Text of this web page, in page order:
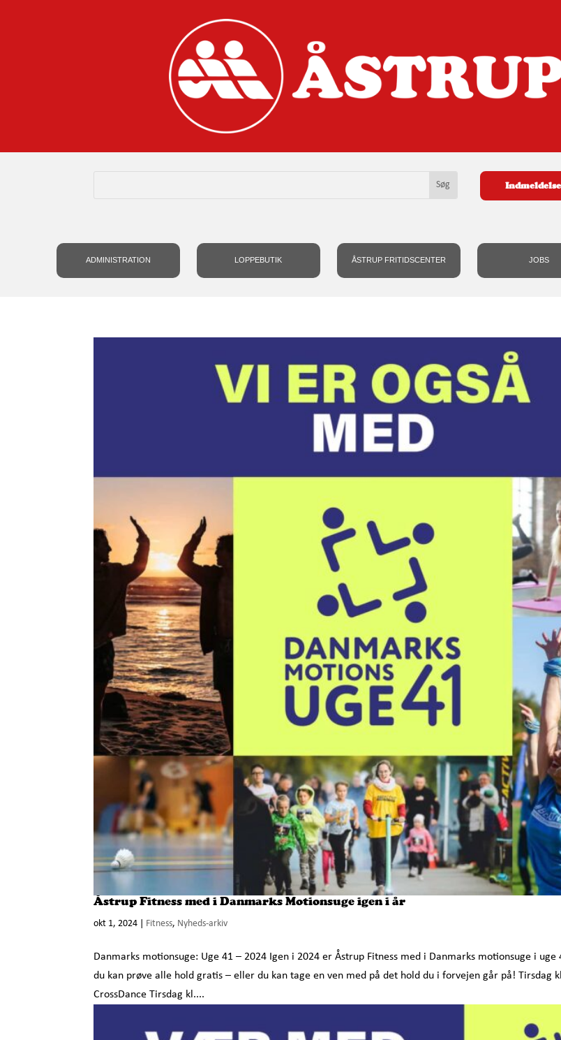
Indmeldelse
ADMINISTRATION LOPPEBUTIK ÅSTRUP FRITIDSCENTER JOBS
Åstrup Fitness med i Danmarks Motionsuge igen i år
okt 1, 2024 Fitness, Nyheds-arkiv
Danmarks motionsuge: Uge 41 – 2024 Igen i 2024 er Åstrup Fitness med i Danmarks motionsuge i
du kan prøve alle hold gratis – eller du kan tage en ven med på det hold du i forvejen går på! Tirsdag
CrossDance Tirsdag kl....